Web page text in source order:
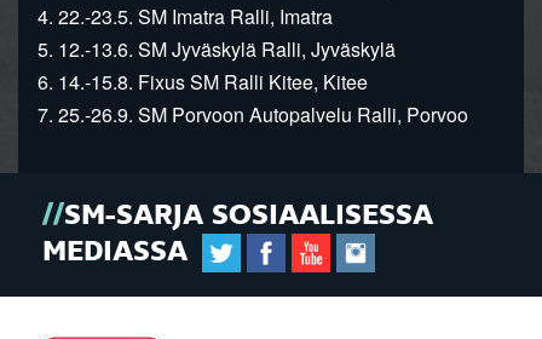
4. 22.-23.5. SM Imatra Ralli, Imatra
5. 12.-13.6. SM Jyväskylä Ralli, Jyväskylä
6. 14.-15.8. Fixus SM Ralli Kitee, Kitee
7. 25.-26.9. SM Porvoon Autopalvelu Ralli, Porvoo
SM-SARJA SOSIAALISESSA
MEDIASSA